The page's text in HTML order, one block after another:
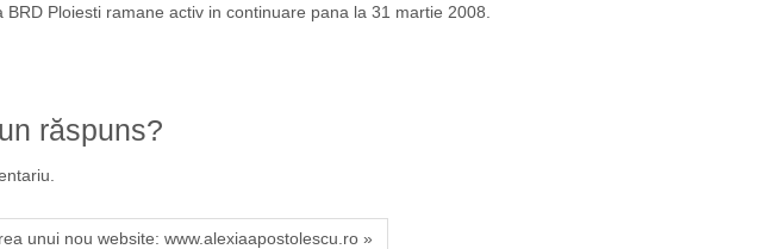
Ploiesti ramane activ in continuare pana la 31 martie 2008.
răspuns?
unui nou website: www.alexiaapostolescu.ro »